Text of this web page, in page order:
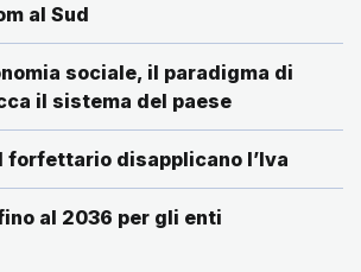
al Sud
sociale, il paradigma di
il sistema del paese
forfettario disapplicano l’Iva
al 2036 per gli enti